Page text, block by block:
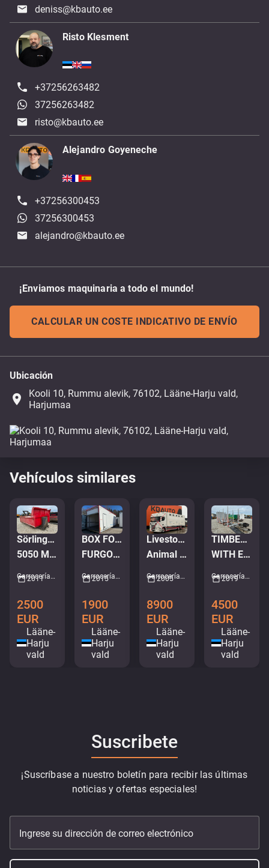
deniss@kbauto.ee
Risto Klesment
+37256263482
37256263482
risto@kbauto.ee
Alejandro Goyeneche
+37256300453
37256300453
alejandro@kbauto.ee
¡Enviamos maquinaria a todo el mundo!
CALCULAR UN COSTE INDICATIVO DE ENVÍO
Ubicación
place
Kooli 10, Rummu alevik, 76102, Lääne-Harju vald,
Harjumaa
Vehículos similares
Sörling-Ilsbo TIPPER TRUCK BODY
5050 MM
Carrocerías de camiones - Volquete • M034-3846
2011
2500
EUR
Lääne-
Harju
vald
BOX FOR TRUCK
FURGOON 8000x2600x3200 MM
Carrocerías de camiones - Caja • M819-0953
2015
1900
EUR
Lääne-
Harju
vald
Livestock truck body
Animal transport
Carrocerías de camiones - Transporte de animales • M603-7397
2005
8900
EUR
Lääne-
Harju
vald
TIMBER TRUCK BODY
WITH EXTE A10 BUNKS
Carrocerías de camiones - Camión maderero • M727-0252
2019
4500
EUR
Lääne-
Harju
vald
Suscribete
¡Suscríbase a nuestro boletín para recibir las últimas
noticias y ofertas especiales!
Ingrese su dirección de correo electrónico